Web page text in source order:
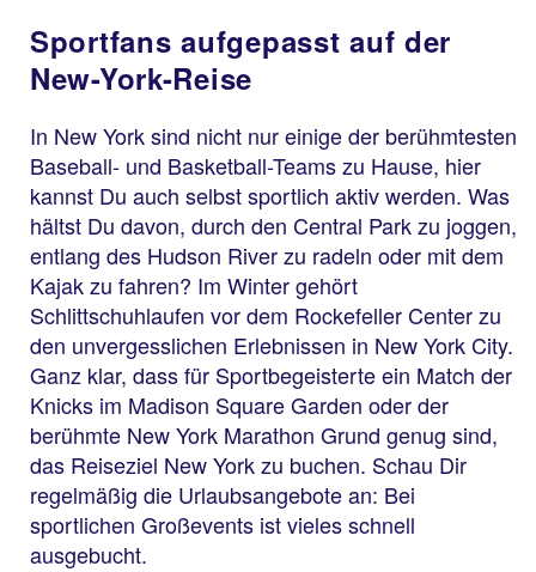
Sportfans aufgepasst auf der
New-York-Reise
In New York sind nicht nur einige der berühmtesten
Baseball- und Basketball-Teams zu Hause, hier
kannst Du auch selbst sportlich aktiv werden. Was
hältst Du davon, durch den Central Park zu joggen,
entlang des Hudson River zu radeln oder mit dem
Kajak zu fahren? Im Winter gehört
Schlittschuhlaufen vor dem Rockefeller Center zu
den unvergesslichen Erlebnissen in New York City.
Ganz klar, dass für Sportbegeisterte ein Match der
Knicks im Madison Square Garden oder der
berühmte New York Marathon Grund genug sind,
das Reiseziel New York zu buchen. Schau Dir
regelmäßig die Urlaubsangebote an: Bei
sportlichen Großevents ist vieles schnell
ausgebucht.